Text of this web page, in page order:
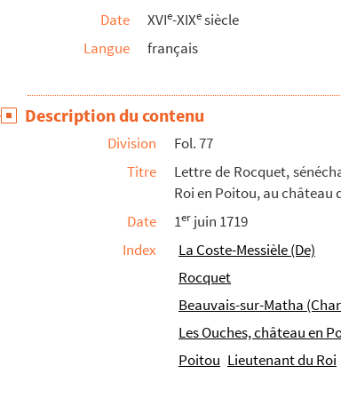
comte de Senectère, et Étienne-Girard Pelet, cheva...
et baron de Cozes
inséré dans le journal
le Globe,
lieutenant général pour le Roi en Anjou, à Jean de...
contrôleur des fortifications royales d'Angoumois et Sai...
an II, annonçant à Tiranty, président du district, à ...
de bestiaux dans la forêt de Benon, appartenant à l...
à Paris. De Boulogne-sur-Mer, le 31 août 1760
retraité, à M. de Birague. De la Guillemaudière (Vendé...
Date
XVIe-XIXesiècle
Langue
français
Description du contenu
Division
Fol. 77
Titre
Lettre de Rocquet,
Roi en Poitou, au château
Date
1er juin 1719
Index
La Coste-Messièle (De)
Rocquet
Beauvais-sur-Matha
Les Ouches, château en
Poitou Lieutenant du Roi